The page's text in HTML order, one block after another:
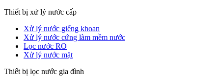
Thiết bị xử lý nước cấp
Xử lý nước giếng khoan
Xử lý nước cứng làm mềm nước
Lọc nước RO
Xử lý nước mặt
Thiết bị lọc nước gia đình